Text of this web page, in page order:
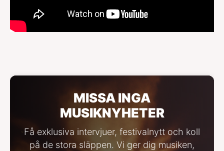
MISSA INGA
MUSIKNYHETER
Få exklusiva intervjuer, festivalnytt och koll
på de stora släppen. Vi ger dig musiken,